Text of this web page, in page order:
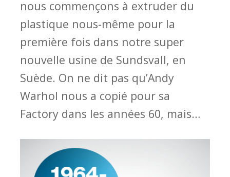
nous commençons à extruder du
plastique nous-même pour la
première fois dans notre super
nouvelle usine de Sundsvall, en
Suède. On ne dit pas qu’Andy
Warhol nous a copié pour sa
Factory dans les années 60, mais…